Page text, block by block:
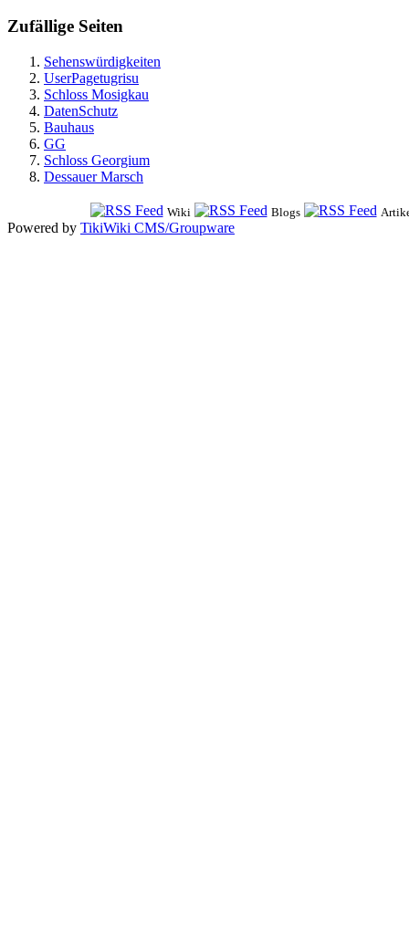
Zufällige Seiten
Sehenswürdigkeiten
UserPagetugrisu
Schloss Mosigkau
DatenSchutz
Bauhaus
GG
Schloss Georgium
Dessauer Marsch
Wiki Blogs
Powered by TikiWiki CMS/Groupware